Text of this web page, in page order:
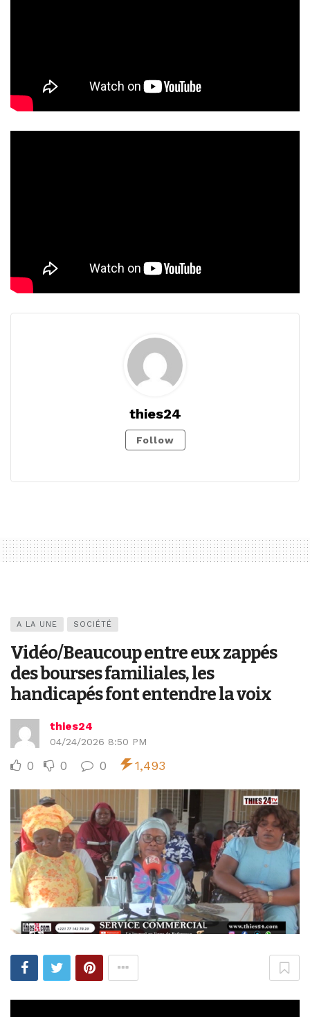
thies24
Follow
A LA UNE SOCIÉTÉ
Vidéo/Beaucoup entre eux zappés
des bourses familiales, les
handicapés font entendre la voix
thies24
04/24/2026 8:50 PM
0 0 0 1,493